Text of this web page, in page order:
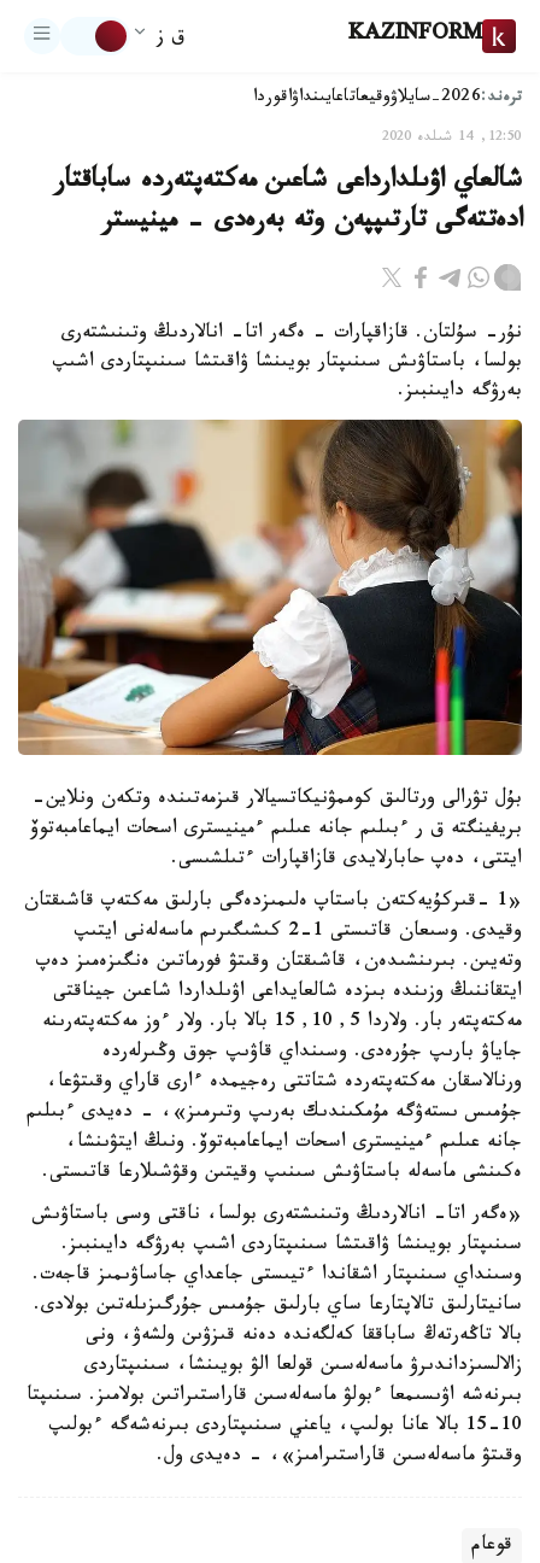
KAZINFORM ق ز
ترەند:2026-سايلاۋ وقيعاتاعايىنداۋاقوردا
12:50, 14 شىلدە 2020
شالعاي اۋىلدارداعى شاعىن مەكتەپتەردە ساباقتار
ادەتتەگى تارتىپپەن وتە بەرەدى - مينيستر
نۇر- سۇلتان. قازاقپارات - ەگەر اتا- انالاردىڭ وتىنىشتەرى
بولسا، باستاۋىش سىنىپتار بويىنشا ۋاقىتشا سىنىپتاردى اشىپ
بەرۋگە دايىنبىز.
بۇل تۋرالى ورتالىق كوممۋنيكاتسيالار قىزمەتىندە وتكەن ونلاين-
بريفينگتە ق ر ءبىلىم جانە عىلىم ءمينيسترى اسحات ايماعامبەتوۆ
ايتتى، دەپ حابارلايدى قازاقپارات ءتىلشىسى.
«1 -قىركۇيەكتەن باستاپ ەلىمىزدەگى بارلىق مەكتەپ قاشىقتان
وقيدى. وسىعان قاتىستى 1-2 كىشىگىرىم ماسەلەنى ايتىپ
وتەيىن. بىرىنشىدەن، قاشىقتان وقىتۋ فورماتىن ەنگىزەمىز دەپ
ايتقاننىڭ وزىندە بىزدە شالعايداعى اۋىلداردا شاعىن جيناقتى
مەكتەپتەر بار. ولاردا 5, 10, 15 بالا بار. ولار ءوز مەكتەپتەرىنە
جاياۋ بارىپ جۇرەدى. وسىنداي قاۋىپ جوق وڭىرلەردە
ورنالاسقان مەكتەپتەردە شتاتتى رەجيمدە ءارى قاراي وقىتۋعا،
جۇمىس ىستەۋگە مۇمكىندىك بەرىپ وتىرمىز»، - دەيدى ءبىلىم
جانە عىلىم ءمينيسترى اسحات ايماعامبەتوۆ. ونىڭ ايتۋىنشا،
ەكىنشى ماسەلە باستاۋىش سىنىپ وقيتىن وقۋشىلارعا قاتىستى.
«ەگەر اتا- انالاردىڭ وتىنىشتەرى بولسا، ناقتى وسى باستاۋىش
سىنىپتار بويىنشا ۋاقىتشا سىنىپتاردى اشىپ بەرۋگە دايىنبىز.
وسىنداي سىنىپتار اشقاندا ءتيىستى جاعداي جاساۋىمىز قاجەت.
سانيتارلىق تالاپتارعا ساي بارلىق جۇمىس جۇرگىزىلەتىن بولادى.
بالا تاڭەرتەڭ ساباققا كەلگەندە دەنە قىزۋىن ولشەۋ، ونى
زالالسىزداندىرۋ ماسەلەسىن قولعا الۋ بويىنشا، سىنىپتاردى
بىرنەشە اۋىسىمعا ءبولۋ ماسەلەسىن قاراستىراتىن بولامىز. سىنىپتا
10-15 بالا عانا بولىپ، ياعني سىنىپتاردى بىرنەشەگە ءبولىپ
وقىتۋ ماسەلەسىن قاراستىرامىز»، - دەيدى ول.
قوعام